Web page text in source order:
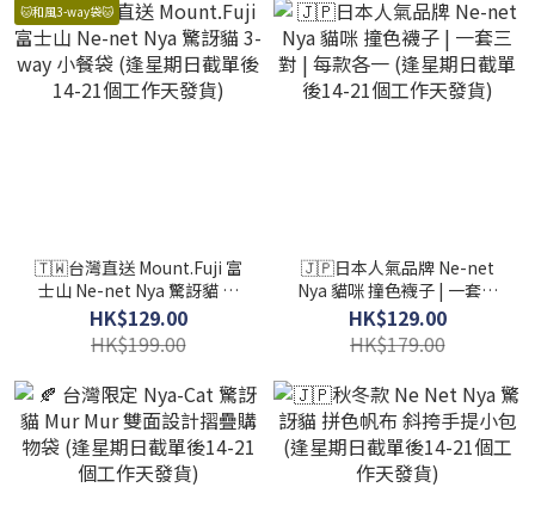
🐱和風3-way袋🐱
🇹🇼台灣直送 Mount.Fuji 富
士山 Ne-net Nya 驚訝貓 3-
way 小餐袋 (逢星期日截單後
14-21個工作天發貨)
HK$129.00
HK$199.00
🇯🇵日本人氣品牌 Ne-net
Nya 貓咪 撞色襪子 | 一套三
對 | 每款各一 (逢星期日截單
後14-21個工作天發貨)
HK$129.00
HK$179.00